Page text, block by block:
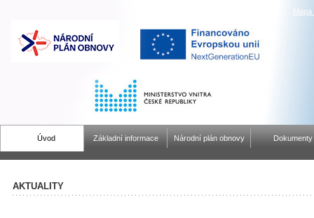
Úvod Základní informace Národní plán obnovy Dokumenty
AKTUALITY